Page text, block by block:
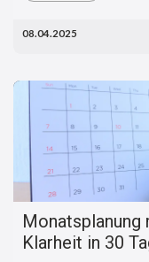
08.04.2025
Klarheit in 30